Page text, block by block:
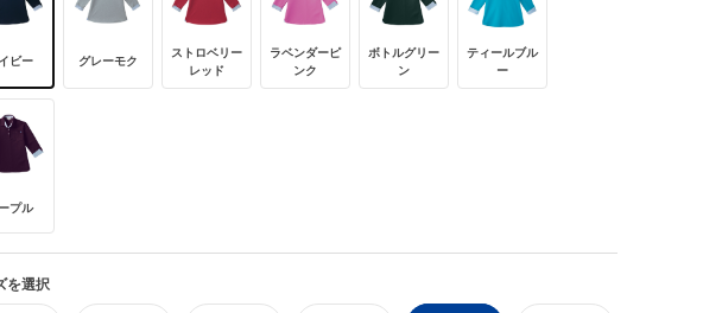
ビー グレーモク
ストロベリー
レッド
ラベンダーピ
ンク
ボトルグリー
ン
ティールブル
ー
プル
を選択